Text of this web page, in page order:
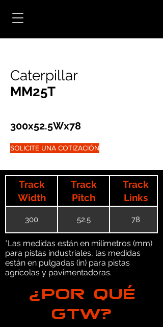
Caterpillar
MM25T
300x52.5Wx78
SOLICITE UNA COTIZACIÓN
Track
Width
Track
Pitch
Track
Links
300 52.5 78
*Las medidas están en milímetros (mm)
para pistas industriales, las medidas
están en pulgadas (in) para pistas
agrícolas y pavimentadoras.
¿POR QUÉ
GTW?